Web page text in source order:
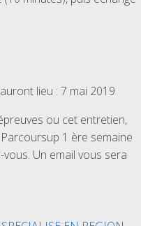
lieu : 7 mai 2019
ou cet entretien,
1 ère semaine
Un email vous sera